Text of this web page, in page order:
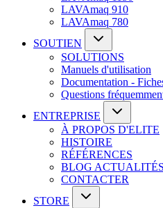
LAVAmaq 910
LAVAmaq 780
SOUTIEN
SOLUTIONS
Manuels d'utilisation
Documentation -
Questions
ENTREPRISE
À PROPOS D'ELITE
HISTOIRE
RÉFÉRENCES
BLOG ACTUALITÉS
CONTACTER
STORE